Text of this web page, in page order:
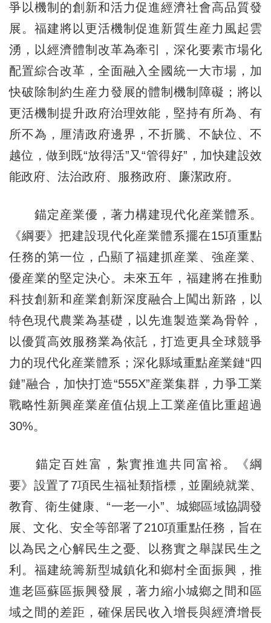
爭以機制的創新和活力促進經濟社會高品質發
展。福建將以更活機制促進新質生産力風起雲
湧，以經濟體制改革為牽引，深化要素市場化
配置綜合改革，全面融入全國統一大市場，加
快破除制約生産力發展的體制機制障礙；將以
更活機制提升政府治理效能，堅持有所為、有
所不為，厘清政府邊界，不折騰、不缺位、不
越位，做到既“放得活”又“管得好”，加快建設效
能政府、法治政府、服務政府、廉潔政府。
錨定産業優，著力構建現代化産業體系。
《綱要》把建設現代化産業體系擺在15項重點
任務的第一位，凸顯了福建抓産業、強産業、
優産業的堅定決心。未來五年，福建將在推動
科技創新和産業創新深度融合上闖出新路，以
特色現代農業為基礎，以先進製造業為骨幹，
以優質高效服務業為依託，打造更具全球競爭
力的現代化産業體系；深化縣域重點産業鏈“四
鏈”融合，加快打造“555X”産業集群，力爭工業
戰略性新興産業産值佔規上工業産值比重超過
30%。
錨定百姓富，紮實推進共同富裕。《綱
要》設置了7項民生福祉類指標，並圍繞就業、
教育、衛生健康、“一老一小”、城鄉區域協調發
展、文化、安全等部署了210項重點任務，旨在
以為民之心解民生之憂、以務實之舉謀民生之
利。福建統籌新型城鎮化和鄉村全面振興，推
進老區蘇區振興發展，著力縮小城鄉之間和區
域之間的差距，確保居民收入增長與經濟增長